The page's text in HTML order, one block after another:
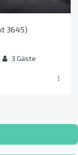
3645)
3 Gäste